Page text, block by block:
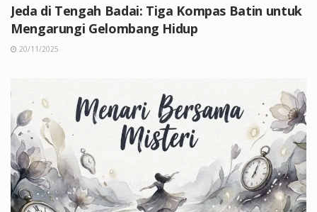
Jeda di Tengah Badai: Tiga Kompas Batin untuk
Mengarungi Gelombang Hidup
20/11/2025